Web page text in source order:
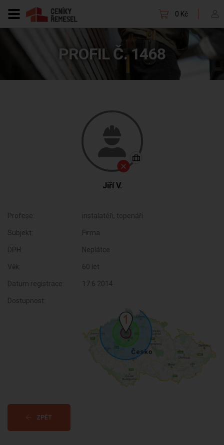
0 Kč
PROFIL Č. 1468
Jiří V.
Profese: instalatéři, topenáři
Subjekt: Firma
DPH: Neplátce
Věk: 60 let
Datum registrace: 17.6.2014
Dostupnost:
ZPĚT